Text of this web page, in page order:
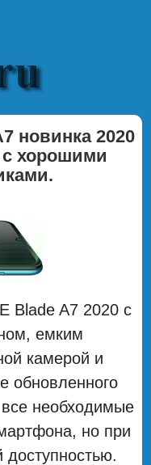
новинка 2020
с хорошими
Blade A7 2020 с
емким
камерой и
обновленного
необходимые
но при
доступностью.